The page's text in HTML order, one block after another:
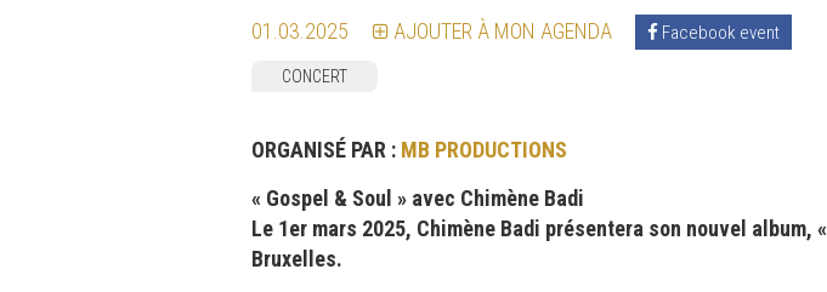
01.03.2025 AJOUTER À MON AGENDA Facebook event
CONCERT
ORGANISÉ PAR : MB PRODUCTIONS
« Gospel & Soul » avec Chimène Badi
Le 1er mars 2025, Chimène Badi présentera son nouvel album, «
Bruxelles.